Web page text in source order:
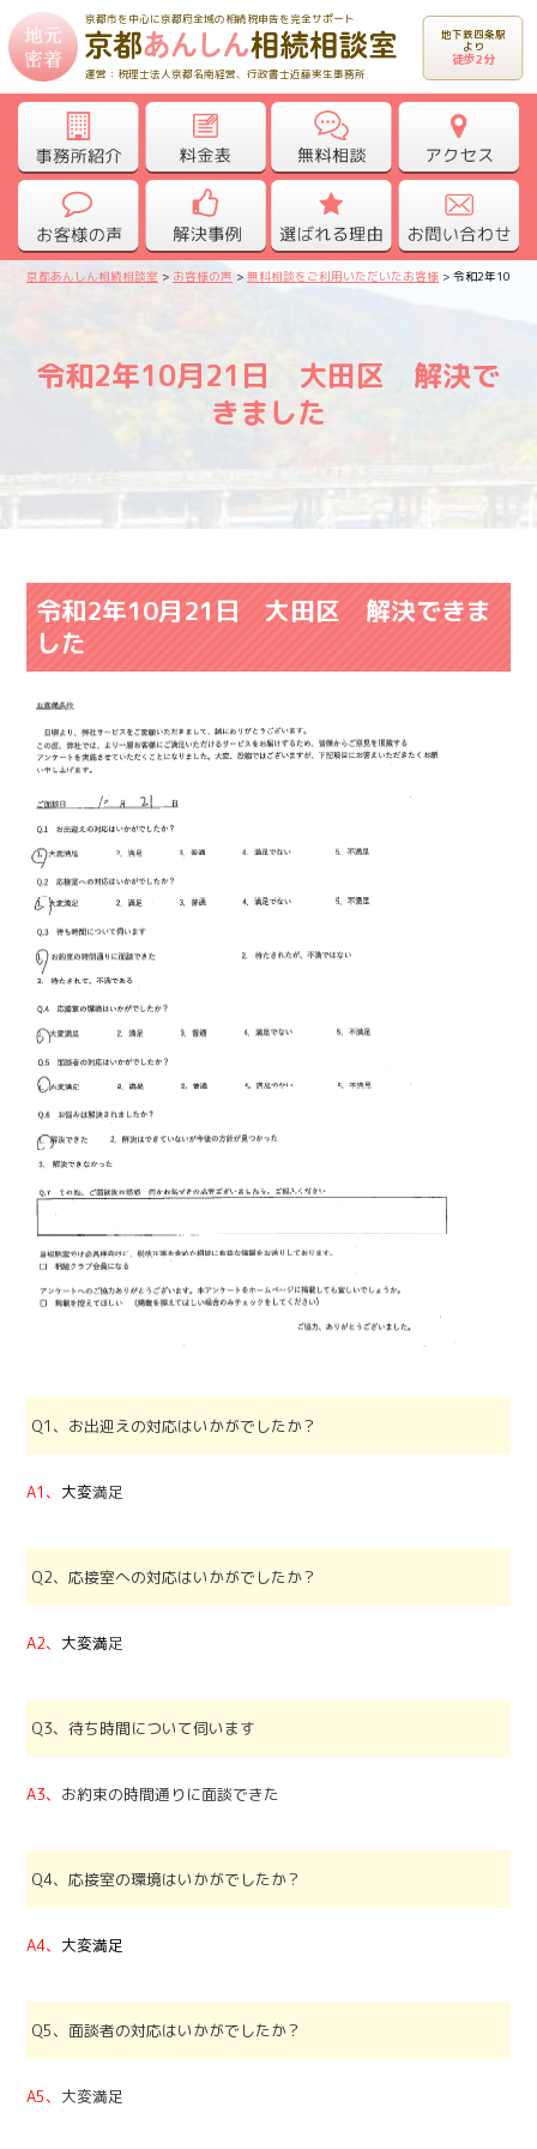
京都市を中心に京都府全域の相続税申告を完全サポート
運営：税理士法人京都名南経営、行政書士近藤実生事務所
地下鉄四条駅
より
徒歩2分
京都あんしん相続相談室 > お客様の声 >無料相談をご利用いただいたお客様 >令和2年10月
令和2年10月21日 大田区 解決で
きました
令和2年10月21日 大田区 解決できま
した
Q1、お出迎えの対応はいかがでしたか？
A1 、 大変満足
Q2、応接室への対応はいかがでしたか？
A2、 大変満足
Q3、待ち時間について伺います
A3、 お約束の時間通りに面談できた
Q4、応接室の環境はいかがでしたか？
A4、 大変満足
Q5、面談者の対応はいかがでしたか？
A5、 大変満足